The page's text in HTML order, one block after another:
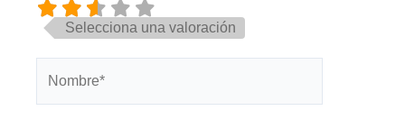
Selecciona una valoración